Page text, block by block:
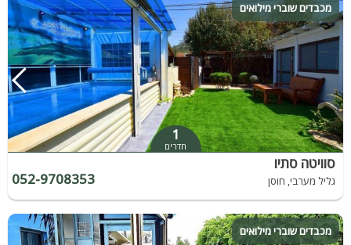
מכבדים שוברי מילואים
1
חדרים
סוויטה סתיו
גליל מערבי, חוסן 052-9708353
מכבדים שוברי מילואים